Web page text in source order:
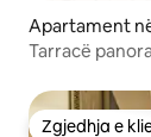
Apartament
Tarracë
Zgjedhja e